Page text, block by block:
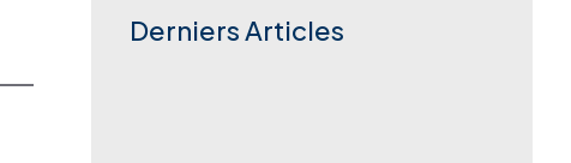
Derniers Articles